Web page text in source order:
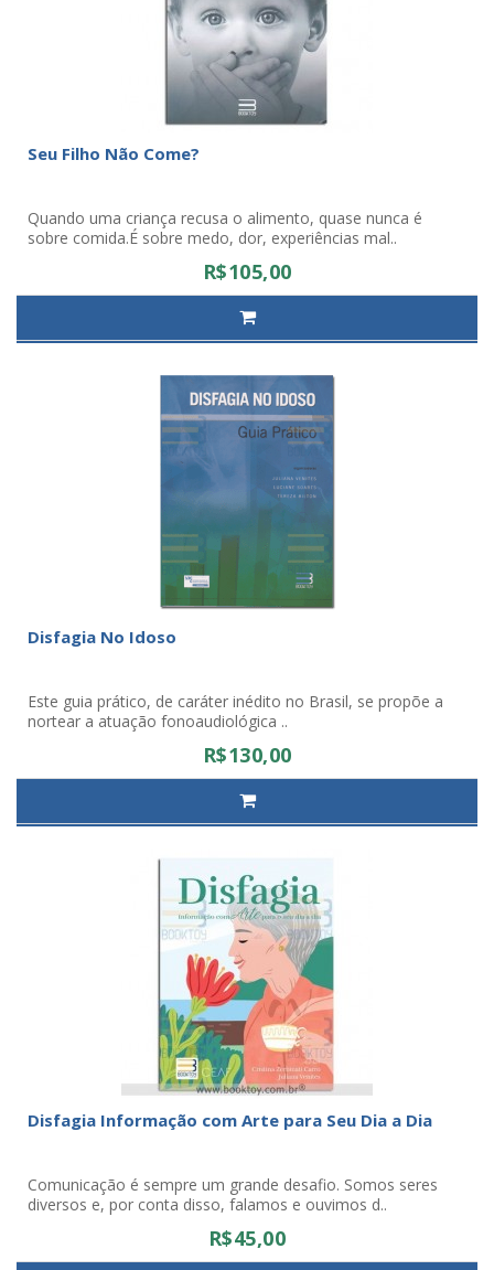
Seu Filho Não Come?
Quando uma criança recusa o alimento, quase nunca é
sobre comida.É sobre medo, dor, experiências mal..
R$105,00
Disfagia No Idoso
Este guia prático, de caráter inédito no Brasil, se propõe a
nortear a atuação fonoaudiológica ..
R$130,00
Disfagia Informação com Arte para Seu Dia a Dia
Comunicação é sempre um grande desafio. Somos seres
diversos e, por conta disso, falamos e ouvimos d..
R$45,00